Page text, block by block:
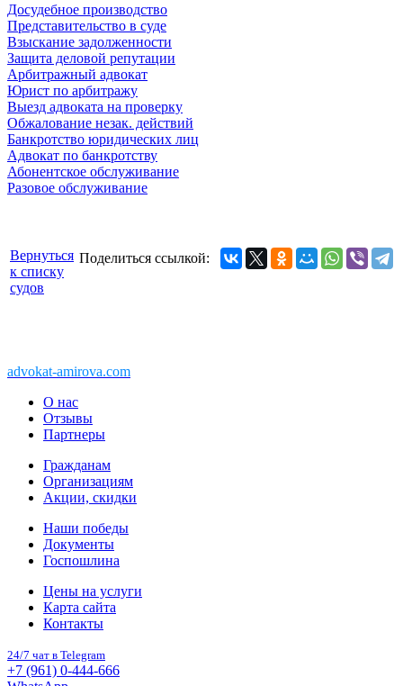
Досудебное производство
Представительство в суде
Взыскание задолженности
Защита деловой репутации
Арбитражный адвокат
Юрист по арбитражу
Выезд адвоката на проверку
Обжалование незак. действий
Банкротство юридических лиц
Адвокат по банкротству
Абонентское обслуживание
Разовое обслуживание
Поделиться ссылкой:
Вернуться
к списку
судов
advokat-amirova.com
О нас
Отзывы
Партнеры
Гражданам
Организациям
Акции, скидки
Наши победы
Документы
Госпошлина
Цены на услуги
Карта сайта
Контакты
24/7 чат в Telegram
+7 (961) 0-444-666